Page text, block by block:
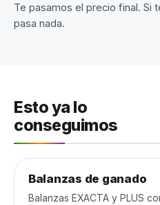
Te pasamos el precio final. Si
pasa nada.
Esto ya lo
conseguimos
Manejo de ganado
Balanzas de ganado
Balanzas EXACTA y PLUS